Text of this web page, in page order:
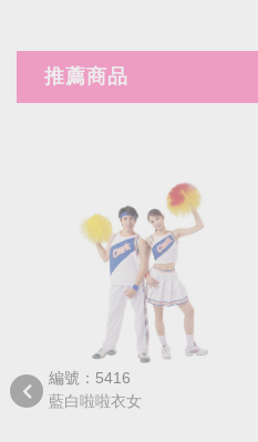
推薦商品
編號：5416
藍白啦啦衣女